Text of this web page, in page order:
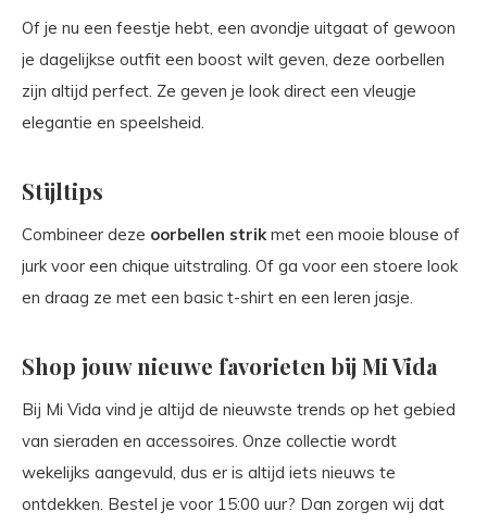
Of je nu een feestje hebt, een avondje uitgaat of gewoon
je dagelijkse outfit een boost wilt geven, deze oorbellen
zijn altijd perfect. Ze geven je look direct een vleugje
elegantie en speelsheid.
Stijltips
Combineer deze oorbellen strikmet een mooie blouse of
jurk voor een chique uitstraling. Of ga voor een stoere look
en draag ze met een basic t-shirt en een leren jasje.
Shop jouw nieuwe favorieten bij Mi Vida
Bij Mi Vida vind je altijd de nieuwste trends op het gebied
van sieraden en accessoires. Onze collectie wordt
wekelijks aangevuld, dus er is altijd iets nieuws te
ontdekken. Bestel je voor 15:00 uur? Dan zorgen wij dat